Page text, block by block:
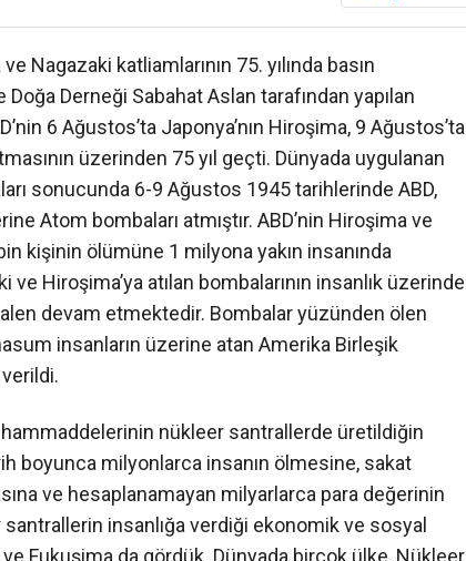
Nagazaki katliamlarının 75. yılında basın
Derneği Sabahat Aslan tarafından yapılan
6 Ağustos’ta Japonya’nın Hiroşima, 9 Ağustos’ta
üzerinden 75 yıl geçti. Dünyada uygulanan
sonucunda 6-9 Ağustos 1945 tarihlerinde ABD,
Atom bombaları atmıştır. ABD’nin Hiroşima ve
kişinin ölümüne 1 milyona yakın insanında
Hiroşima’ya atılan bombalarının insanlık üzerinde
devam etmektedir. Bombalar yüzünden ölen
insanların üzerine atan Amerika Birleşik
hammaddelerinin nükleer santrallerde üretildiğin
boyunca milyonlarca insanın ölmesine, sakat
ve hesaplanamayan milyarlarca para değerinin
insanlığa verdiği ekonomik ve sosyal